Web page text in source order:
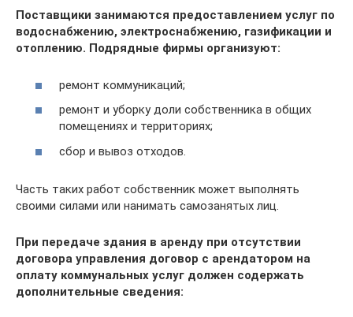
Поставщики занимаются предоставлением услуг по
водоснабжению, электроснабжению, газификации и
отоплению. Подрядные фирмы организуют:
ремонт коммуникаций;
ремонт и уборку доли собственника в общих
помещениях и территориях;
сбор и вывоз отходов.
Часть таких работ собственник может выполнять
своими силами или нанимать самозанятых лиц.
При передаче здания в аренду при отсутствии
договора управления договор с арендатором на
оплату коммунальных услуг должен содержать
дополнительные сведения: